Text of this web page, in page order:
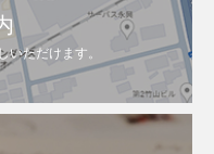
いただけます。